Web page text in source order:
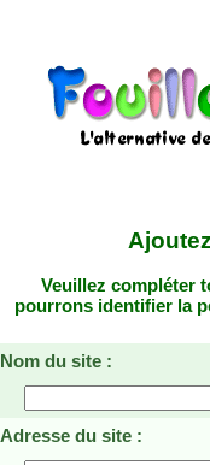
Veuillez compléter
pourrons identifier la
Nom du site :
Adresse du site :